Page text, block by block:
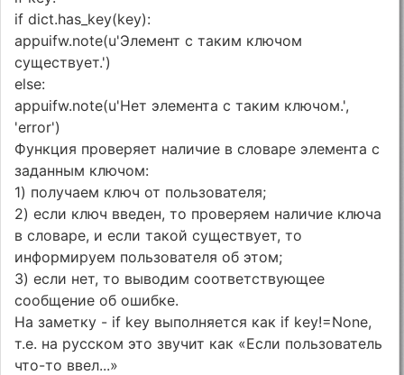
if dict.has_key(key):
appuifw.note(u'Элемент с таким ключом
существует.')
else:
appuifw.note(u'Нет элемента с таким ключом.',
'error')
Функция проверяет наличие в словаре элемента с
заданным ключом:
1) получаем ключ от пользователя;
2) если ключ введен, то проверяем наличие ключа
в словаре, и если такой существует, то
информируем пользователя об этом;
3) если нет, то выводим соответствующее
сообщение об ошибке.
На заметку - if key выполняется как if key!=None,
т.е. на русском это звучит как «Если пользователь
что-то ввел...»